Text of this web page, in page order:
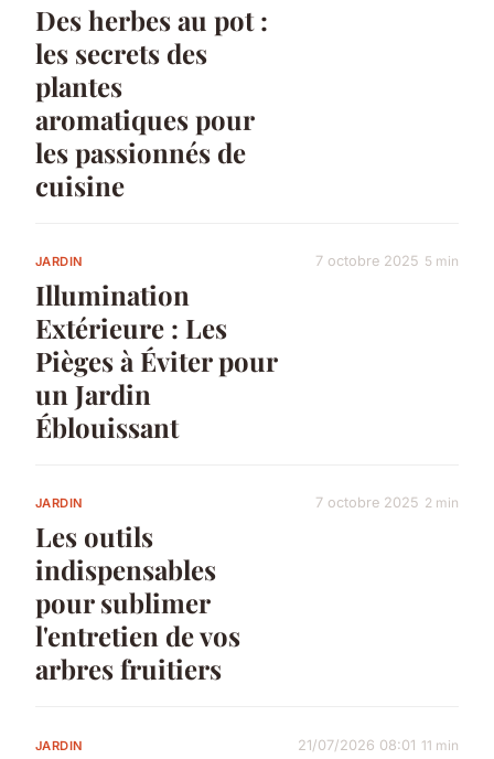
Des herbes au pot :
les secrets des
plantes
aromatiques pour
les passionnés de
cuisine
JARDIN
Illumination
Extérieure : Les
Pièges à Éviter pour
un Jardin
Éblouissant
7 octobre 2025 5 min
JARDIN
Les outils
indispensables
pour sublimer
l'entretien de vos
arbres fruitiers
7 octobre 2025 2 min
JARDIN 21/07/2026 08:01 11 min